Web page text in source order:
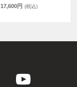
17,600円 (税込)